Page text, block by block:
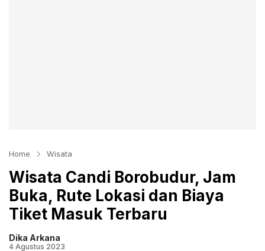
Home Wisata
Wisata Candi Borobudur, Jam
Buka, Rute Lokasi dan Biaya
Tiket Masuk Terbaru
Dika Arkana
4 Agustus 2023